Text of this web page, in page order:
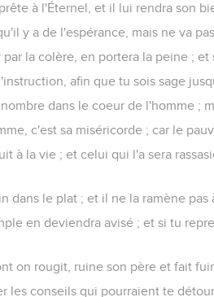
à l'Éternel, et il lui rendra son
y a de l'espérance, mais ne va
la colère, en portera la peine ;
afin que tu sois sage
dans le coeur de l'homme ;
c'est sa miséricorde ; car le
à la vie ; et celui qui l'a sera
dans le plat ; et il ne la ramène pas
en deviendra avisé ; et si tu
on rougit, ruine son père et fait fuir
les conseils qui pourraient te